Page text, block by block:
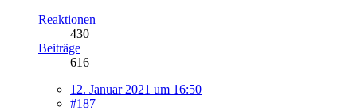
Reaktionen
430
Beiträge
616
12. Januar 2021 um 16:50
#187